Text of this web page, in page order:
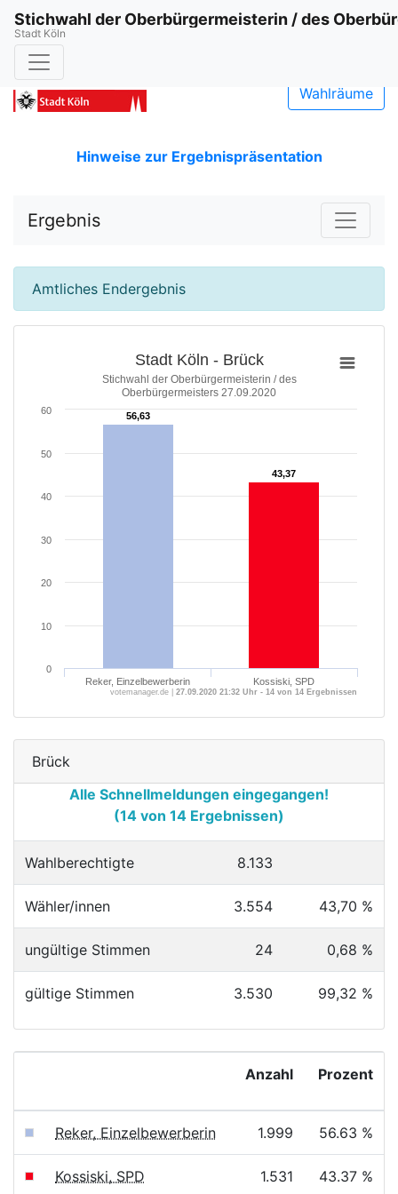
Stichwahl der Oberbürgermeisterin / des
Stadt Köln
Wahlräume
Hinweise zur Ergebnispräsentation
Ergebnis
Amtliches Endergebnis
Stadt Köln - Brück
Stichwahl der Oberbürgermeisterin / des
Oberbürgermeisters 27.09.2020
56,63
56,63
43,37
43,37
Reker, Einzelbewerberin Kossiski, SPD
0
10
20
30
40
50
60
votemanager.de | 27.09.2020 21:32 Uhr - 14 von 14 Ergebnissen
Brück
Alle Schnellmeldungen eingegangen!
(14 von 14 Ergebnissen)
Wahlberechtigte 8.133
Wähler/innen 3.554 43,70 %
ungültige Stimmen 24 0,68 %
gültige Stimmen 3.530 99,32 %
Anzahl Prozent
Reker, Einzelbewerberin 1.999 56.63 %
Kossiski, SPD 1.531 43.37 %